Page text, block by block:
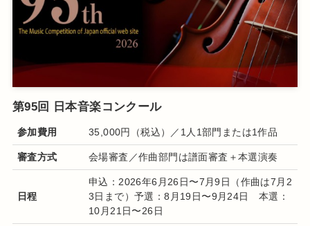
第95回 日本音楽コンクール
参加費用 35,000円（税込）／1人1部門または1作品
審査方式 会場審査／作曲部門は譜面審査＋本選演奏
日程
申込：2026年6月26日〜7月9日（作曲は7月2
3日まで）予選：8月19日〜9月24日 本選：
10月21日〜26日